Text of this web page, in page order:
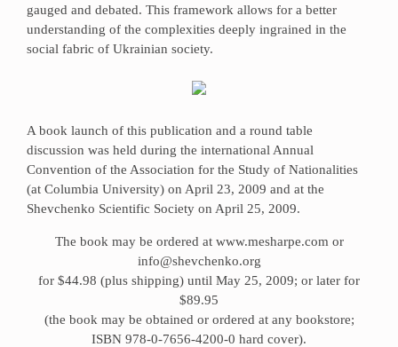
gauged and debated. This framework allows for a better
understanding of the complexities deeply ingrained in the
social fabric of Ukrainian society.
A book launch of this publication and a round table
discussion was held during the international Annual
Convention of the Association for the Study of Nationalities
(at Columbia University) on April 23, 2009 and at the
Shevchenko Scientific Society on April 25, 2009.
The book may be ordered at www.mesharpe.com or
info@shevchenko.org
for $44.98 (plus shipping) until May 25, 2009; or later for
$89.95
(the book may be obtained or ordered at any bookstore;
ISBN 978-0-7656-4200-0 hard cover).